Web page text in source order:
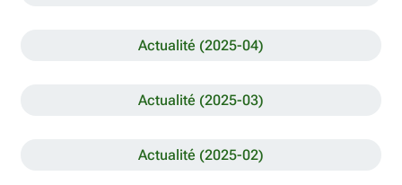
Actualité (2025-04)
Actualité (2025-03)
Actualité (2025-02)